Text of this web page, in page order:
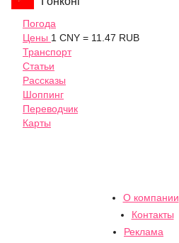
Погода
Цены 1 CNY = 11.47 RUB
Транспорт
Статьи
Рассказы
Шоппинг
Переводчик
Карты
О компании
Контакты
Реклама